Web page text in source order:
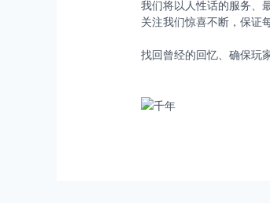
我们将以人性话的服务、
关注我们惊喜不断，保证
找回曾经的回忆、确保玩